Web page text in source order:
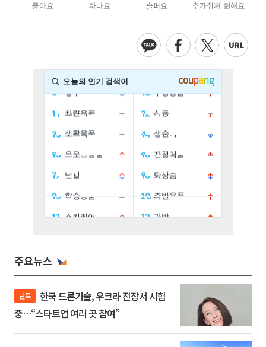
좋아요 화나요 슬퍼요 추가취재 원해요
주요뉴스
단독
중…“스타트업 여러 곳 참여”